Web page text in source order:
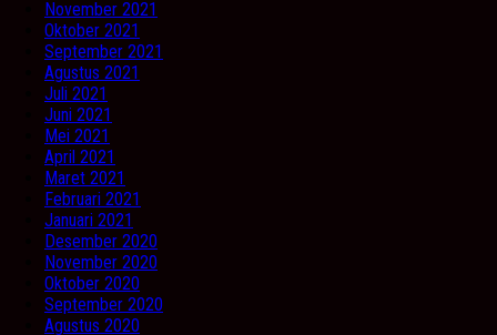
November 2021
Oktober 2021
September 2021
Agustus 2021
Juli 2021
Juni 2021
Mei 2021
April 2021
Maret 2021
Februari 2021
Januari 2021
Desember 2020
November 2020
Oktober 2020
September 2020
Agustus 2020